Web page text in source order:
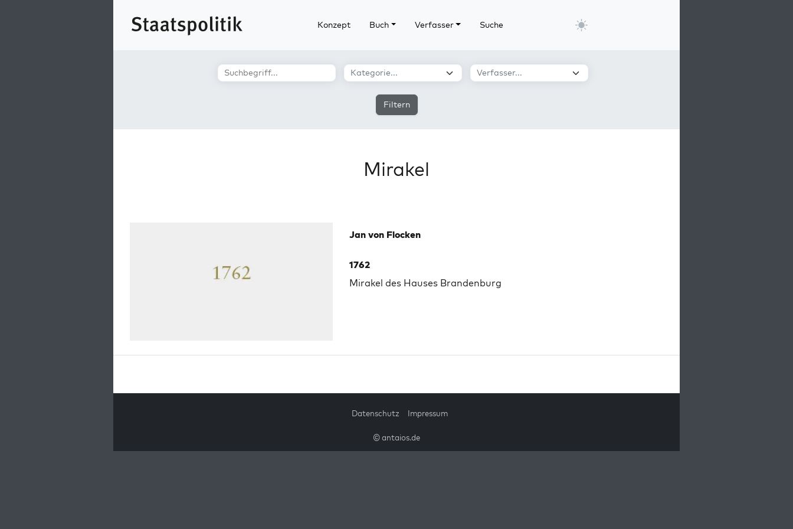
Konzept Buch Verfasser Suche
Filtern
Mirakel
Jan von Flocken
1762
Mirakel des Hauses Brandenburg
Datenschutz Impressum
© antaios.de